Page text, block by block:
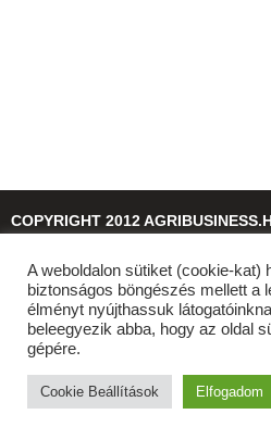
COPYRIGHT 2012
© 2026
A weboldalon sütiket (cookie-kat)
biztonságos böngészés mellett a
élményt nyújthassuk
beleegyezik abba, hogy az oldal
gépére.
Cookie Beállítások Elfogadom